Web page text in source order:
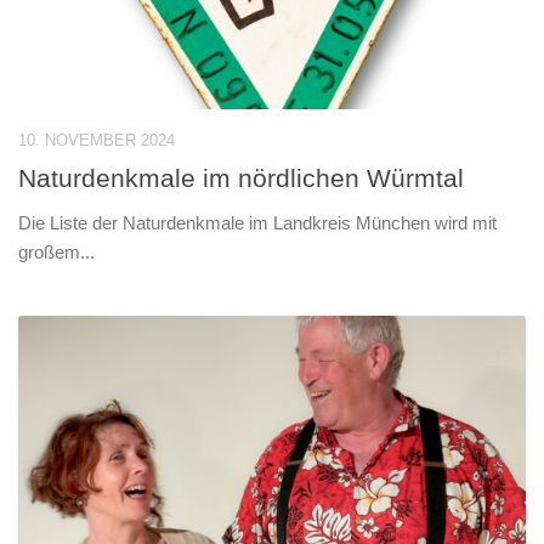
10. NOVEMBER 2024
Naturdenkmale im nördlichen Würmtal
Die Liste der Naturdenkmale im Landkreis München wird mit
großem...